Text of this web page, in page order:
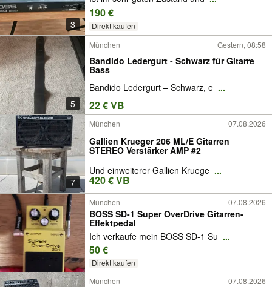
3
190 €
Direkt kaufen
5
München Gestern, 08:58
Bandido Ledergurt - Schwarz für Gitarre
Bass
Bandido Ledergurt – Schwarz, e ...
22 € VB
7
München 07.08.2026
Gallien Krueger 206 ML/E Gitarren
STEREO Verstärker AMP #2
Und einweiterer Gallien Kruege ...
420 € VB
München 07.08.2026
BOSS SD-1 Super OverDrive Gitarren-
Effektpedal
Ich verkaufe mein BOSS SD-1 Su ...
50 €
Direkt kaufen
München 07.08.2026